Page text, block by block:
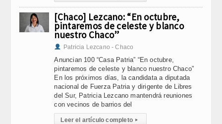
[Chaco] Lezcano: “En octubre,
pintaremos de celeste y blanco
nuestro Chaco”
Patricia Lezcano - Chaco
Anuncian 100 “Casa Patria” “En octubre,
pintaremos de celeste y blanco nuestro Chaco”
En los próximos días, la candidata a diputada
nacional de Fuerza Patria y dirigente de Libres
del Sur, Patricia Lezcano mantendrá reuniones
con vecinos de barrios del
Leer el artículo completo ▸